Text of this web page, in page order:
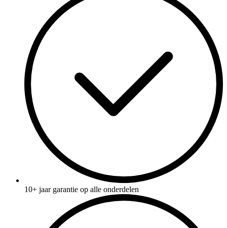
10+ jaar garantie op alle onderdelen